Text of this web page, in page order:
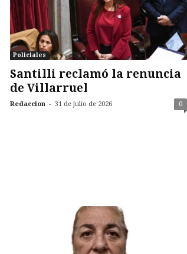
Policiales
Santilli reclamó la renuncia
de Villarruel
Redaccion - 31 de julio de 2026 0